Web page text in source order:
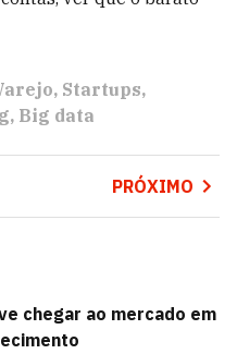
Startups
Big data
PRÓXIMO
chegar ao mercado em